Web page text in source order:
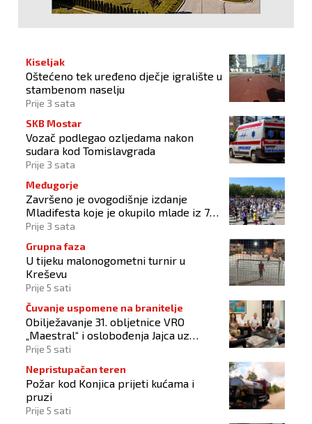
Kiseljak
Oštećeno tek uređeno dječje igralište u
stambenom naselju
Prije 3 sata
SKB Mostar
Vozač podlegao ozljedama nakon
sudara kod Tomislavgrada
Prije 3 sata
Međugorje
Završeno je ovogodišnje izdanje
Mladifesta koje je okupilo mlade iz 73
zemlje svijeta
Prije 3 sata
Grupna faza
U tijeku malonogometni turnir u
Kreševu
Prije 5 sati
Čuvanje uspomene na branitelje
Obilježavanje 31. obljetnice VRO
„Maestral“ i oslobođenja Jajca uz
pokroviteljstvo HNS-a BiH
Prije 5 sati
Nepristupačan teren
Požar kod Konjica prijeti kućama i
pruzi
Prije 5 sati